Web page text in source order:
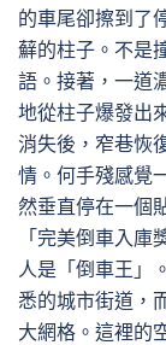
的車尾卻擦到了
蘚的柱子。不是
語。接著，一道
地從柱子爆發出
消失後，窄巷恢
情。何手殘感覺
然垂直停在一個
「完美倒車入
人是「倒車王」
悉的城市街道，
大網格。這裡的